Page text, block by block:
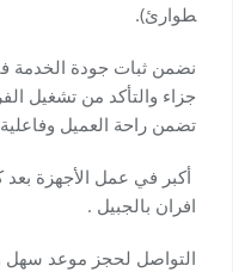
طوارئ).
نضمن ثبات جودة الخدمة
جزاء والتأكد من تشغيل
تضمن راحة العميل وفاعلية
أكبر في عمل الأجهزة
افران بالجبيل .
التواصل لحجز موعد سهل